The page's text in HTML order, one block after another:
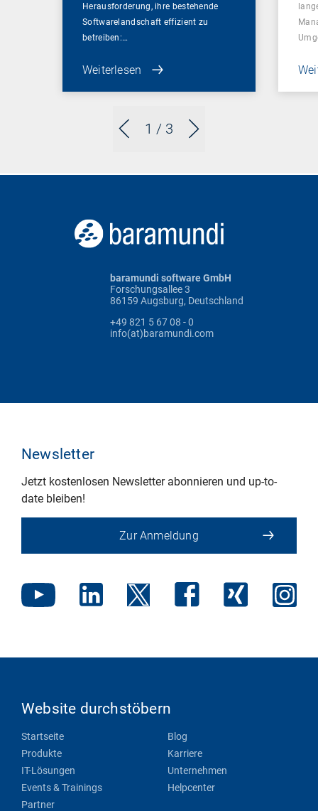
1 / 3
Herausforderung, ihre bestehende
Softwarelandschaft effizient zu
betreiben:…
Weiterlesen
baramundi software GmbH
Forschungsallee 3
86159 Augsburg, Deutschland
+49 821 5 67 08 - 0
info(at)baramundi.com
Newsletter
Jetzt kostenlosen Newsletter abonnieren und up-to-
date bleiben!
Zur Anmeldung
Website durchstöbern
Startseite
Produkte
IT-Lösungen
Events & Trainings
Partner
Blog
Karriere
Unternehmen
Helpcenter